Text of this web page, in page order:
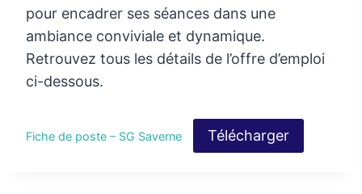
pour encadrer ses séances dans une
ambiance conviviale et dynamique.
Retrouvez tous les détails de l’offre d’emploi
ci-dessous.
Fiche de poste – SG Saverne Télécharger